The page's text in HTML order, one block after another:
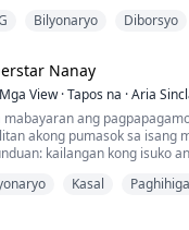
at tila tapat sa akin. Ang
maingat na planong
Bilyonaryo Diborsyo
Nanay
Mga View·Tapos na ·Aria
mabayaran ang
akong pumasok sa isang
kailangan kong isuko
na lalaki.
Kasal